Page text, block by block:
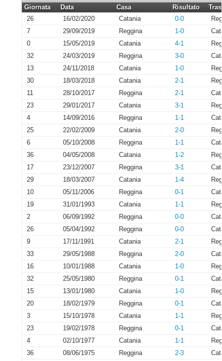
Giornata Data Casa Risultato
26
16/02/2020 Catania 0-0
7
29/09/2019 Reggina 1-0
0
15/05/2019 Catania 4-1
32
24/03/2019 Reggina 3-0
13
24/11/2018 Catania 1-0
30
18/03/2018 Catania 2-1
11
28/10/2017 Reggina 2-1
23
29/01/2017 Catania 3-1
4
14/09/2016 Reggina 1-1
25
22/02/2009 Catania 2-0
6
05/10/2008 Reggina 1-1
36
04/05/2008 Catania 1-2
17
23/12/2007 Reggina 3-1
29
18/03/2007 Catania 1-4
10
05/11/2006 Reggina 0-1
19
31/01/1993 Catania 1-1
2
06/09/1992 Reggina 0-0
26
05/04/1992 Reggina 0-0
9
17/11/1991 Catania 2-1
33
29/05/1988 Reggina 2-0
16
10/01/1988 Catania 1-0
32
25/05/1980 Reggina 0-1
15
13/01/1980 Catania 1-0
20
18/02/1979 Reggina 0-1
3
15/10/1978 Catania 1-1
23
19/02/1978 Reggina 0-1
4
02/10/1977 Catania 1-1
36
08/06/1975 Reggina 2-3